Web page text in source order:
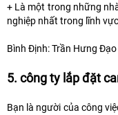
+ Là một trong những
nghiệp nhất trong lĩnh
Bình Định: Trần Hưng Đạo
5. công ty lắp đặt
Bạn là người của công